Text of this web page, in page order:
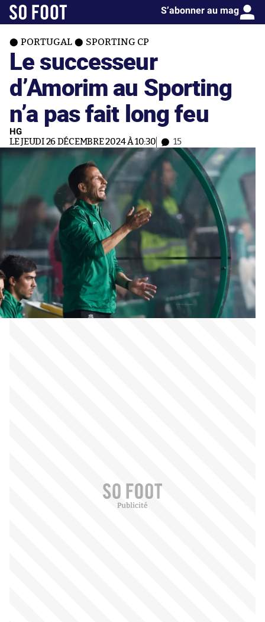
S’abonner au mag
PORTUGAL SPORTING CP
Le successeur
d’Amorim au Sporting
n’a pas fait long feu
HG
LE JEUDI 26 DÉCEMBRE 2024 À 10:30 15